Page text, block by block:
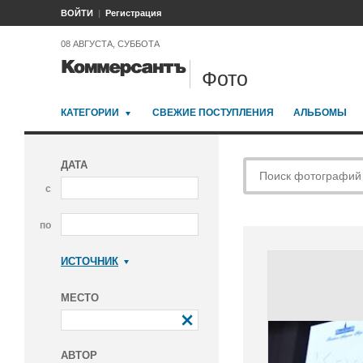
ВОЙТИ Регистрация
08 АВГУСТА, СУББОТА
Фото
КАТЕГОРИИ СВЕЖИЕ ПОСТУПЛЕНИЯ АЛЬБОМЫ
ДАТА
с
по
ИСТОЧНИК
МЕСТО
АВТОР